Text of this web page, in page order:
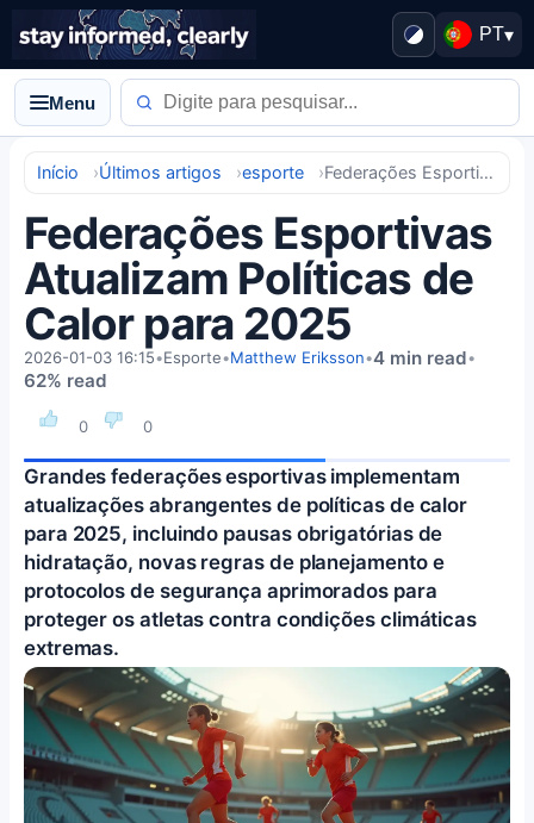
PT▾
Menu
Início Últimos artigos esporte Federações Esportivas Atualizam Políticas de Calor para 2025
Federações Esportivas
Atualizam Políticas de
Calor para 2025
0 0
2026-01-03 16:15•Esporte•Matthew Eriksson•4 min read•
62% read
Grandes federações esportivas implementam
atualizações abrangentes de políticas de calor
para 2025, incluindo pausas obrigatórias de
hidratação, novas regras de planejamento e
protocolos de segurança aprimorados para
proteger os atletas contra condições climáticas
extremas.